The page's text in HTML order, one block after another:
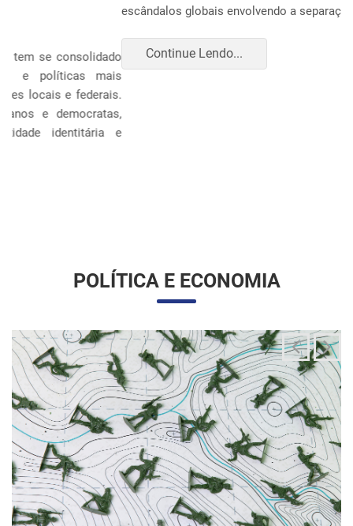
escândalos globais envolvendo a separação sistemática d...
Continue Lendo...
POLÍTICA E ECONOMIA
A integração das forças armadas na repressão
imigratória
24/06/2025 11:33 |Editores